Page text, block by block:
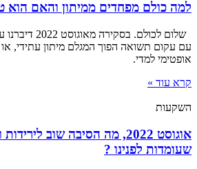
למה כולם מפחדים ממיתון והאם הוא
שלום לכולם.
עם עקום תשואה הפוך המגלם מיתון עתידי,
אופטימי למדי.
קרא עוד »
השקעות
אוגוסט 2022, מה הסיבה שוב
שעומדות לפנינו ?